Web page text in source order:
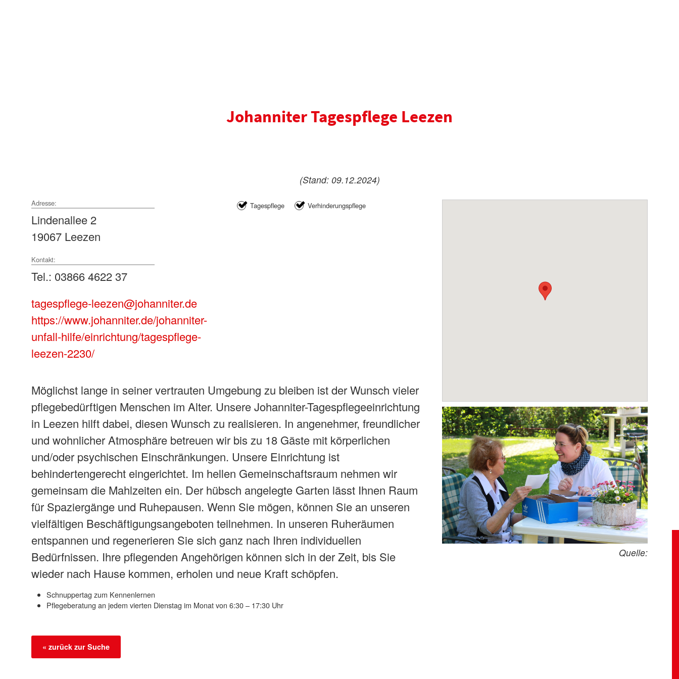
Johanniter Tagespflege Leezen
(Stand: 09.12.2024)
Adresse:
Lindenallee 2
19067 Leezen
Kontakt:
Tel.: 03866 4622 37
tagespflege-leezen@johanniter.de
https://www.johanniter.de/johanniter-
unfall-hilfe/einrichtung/tagespflege-
leezen-2230/
Tagespflege Verhinderungspflege
Möglichst lange in seiner vertrauten Umgebung zu bleiben ist der Wunsch vieler
pflegebedürftigen Menschen im Alter. Unsere Johanniter-Tagespflegeeinrichtung
in Leezen hilft dabei, diesen Wunsch zu realisieren. In angenehmer, freundlicher
und wohnlicher Atmosphäre betreuen wir bis zu 18 Gäste mit körperlichen
und/oder psychischen Einschränkungen. Unsere Einrichtung ist
behindertengerecht eingerichtet. Im hellen Gemeinschaftsraum nehmen wir
gemeinsam die Mahlzeiten ein. Der hübsch angelegte Garten lässt Ihnen Raum
für Spaziergänge und Ruhepausen. Wenn Sie mögen, können Sie an unseren
vielfältigen Beschäftigungsangeboten teilnehmen. In unseren Ruheräumen
entspannen und regenerieren Sie sich ganz nach Ihren individuellen
Bedürfnissen. Ihre pflegenden Angehörigen können sich in der Zeit, bis Sie
wieder nach Hause kommen, erholen und neue Kraft schöpfen.
Schnuppertag zum Kennenlernen
Pflegeberatung an jedem vierten Dienstag im Monat von 6:30 – 17:30 Uhr
« zurück zur Suche
Quelle: